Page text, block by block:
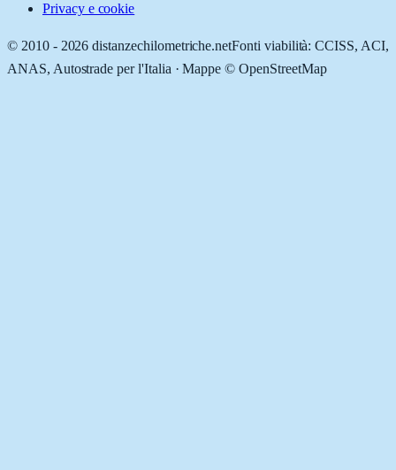
Privacy e cookie
© 2010 - 2026 distanzechilometriche.netFonti viabilità: CCISS, ACI,
ANAS, Autostrade per l'Italia · Mappe © OpenStreetMap